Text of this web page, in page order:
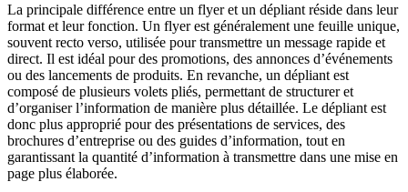
La principale différence entre un flyer et un dépliant réside dans leur
format et leur fonction. Un flyer est généralement une feuille unique,
souvent recto verso, utilisée pour transmettre un message rapide et
direct. Il est idéal pour des promotions, des annonces d’événements
ou des lancements de produits. En revanche, un dépliant est
composé de plusieurs volets pliés, permettant de structurer et
d’organiser l’information de manière plus détaillée. Le dépliant est
donc plus approprié pour des présentations de services, des
brochures d’entreprise ou des guides d’information, tout en
garantissant la quantité d’information à transmettre dans une mise en
page plus élaborée.